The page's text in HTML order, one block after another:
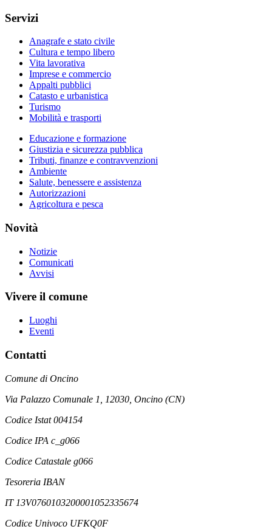
Servizi
Anagrafe e stato civile
Cultura e tempo libero
Vita lavorativa
Imprese e commercio
Appalti pubblici
Catasto e urbanistica
Turismo
Mobilità e trasporti
Educazione e formazione
Giustizia e sicurezza pubblica
Tributi, finanze e contravvenzioni
Ambiente
Salute, benessere e assistenza
Autorizzazioni
Agricoltura e pesca
Novità
Notizie
Comunicati
Avvisi
Vivere il comune
Luoghi
Eventi
Contatti
Comune di Oncino
Via Palazzo Comunale 1, 12030, Oncino (CN)
Codice Istat 004154
Codice IPA c_g066
Codice Catastale g066
Tesoreria IBAN
IT 13V0760103200001052335674
Codice Univoco UFKQ0F